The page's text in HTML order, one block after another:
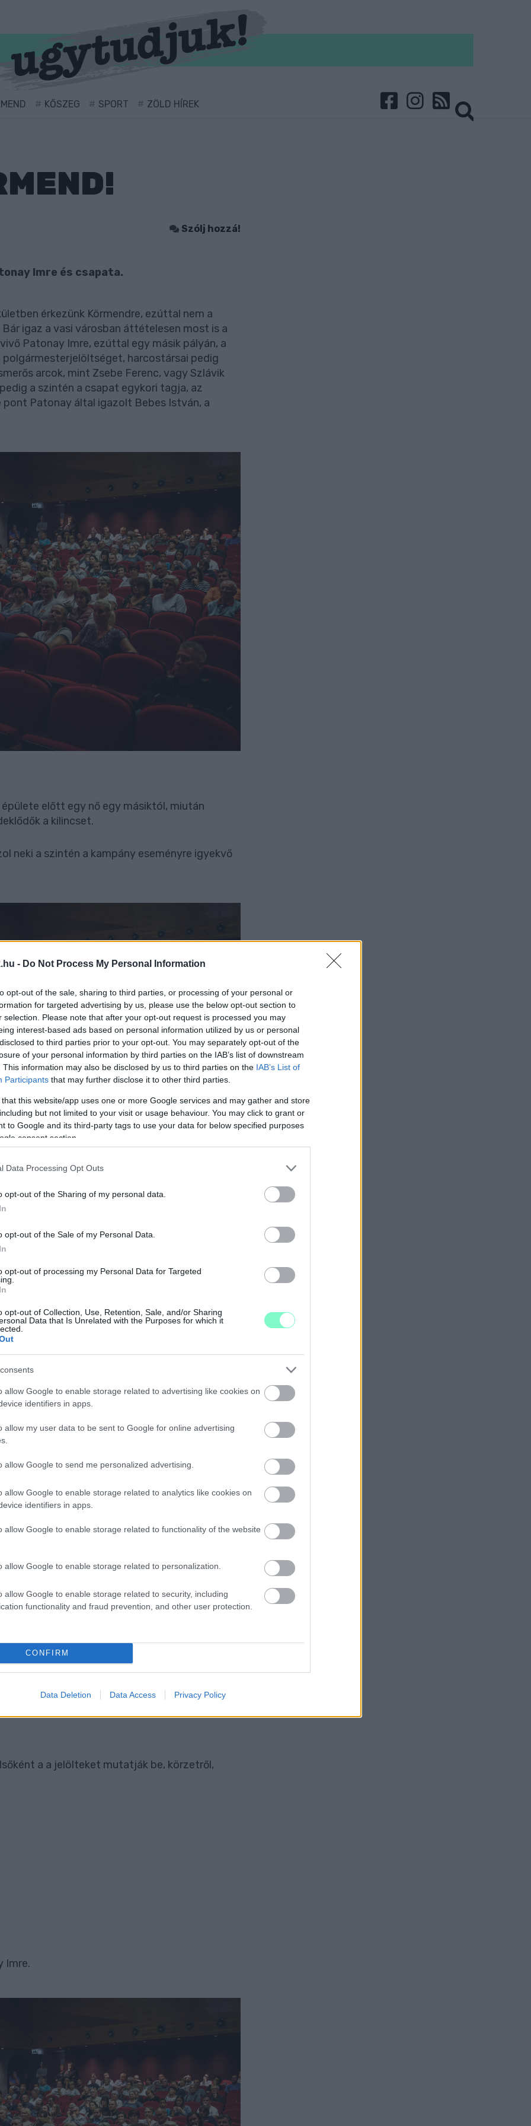
- Do Not Process My Personal Information
opt-out of the sale, sharing to third parties, or processing of your personal or
for targeted advertising by us, please use the below opt-out section to
selection. Please note that after your opt-out request is processed you may
interest-based ads based on personal information utilized by us or personal
to third parties prior to your opt-out. You may separately opt-out of the
of your personal information by third parties on the IAB’s list of downstream
This information may also be disclosed by us to third parties on the IAB’s List of
Participants that may further disclose it to other third parties.
that this website/app uses one or more Google services and may gather and store
but not limited to your visit or usage behaviour. You may click to grant or
to Google and its third-party tags to use your data for below specified purposes
consent section.
Data Processing Opt Outs
opt-out of the Sharing of my personal data.
opt-out of the Sale of my Personal Data.
opt-out of processing my Personal Data for Targeted
opt-out of Collection, Use, Retention, Sale, and/or Sharing
Data that Is Unrelated with the Purposes for which it
allow Google to enable storage related to advertising like cookies on
identifiers in apps.
allow my user data to be sent to Google for online advertising
allow Google to send me personalized advertising.
allow Google to enable storage related to analytics like cookies on
identifiers in apps.
allow Google to enable storage related to functionality of the website
allow Google to enable storage related to personalization.
allow Google to enable storage related to security, including
functionality and fraud prevention, and other user protection.
CONFIRM
Data Deletion Data Access Privacy Policy
KŐSZEG SPORT ZÖLD HÍREK
Szólj hozzá!
Imre és csapata.
érkezünk Körmendre, ezúttal nem a
igaz a vasi városban áttételesen most is a
Patonay Imre, ezúttal egy másik pályán, a
harcostársai pedig
arcok, mint Zsebe Ferenc, vagy Szlávik
a szintén a csapat egykori tagja, az
Patonay által igazolt Bebes István, a
előtt egy nő egy másiktól, miután
a kilincset.
a szintén a kampány eseményre igyekvő
is, hát mi más, a kosárlabda csapat tartott
épület belseje milyen szépen megújult. Külcsín
később a programbemutató beszédeiből. A
és 1 milliárd 300 millió forint lett a vége, de
az nincsen benne. Ezt már magától a
Patonay Imrétől, vagyis A Putesztól
a színházteremben. De talán haladjunk
a a jelölteket mutatják be, körzetről,
Imre.